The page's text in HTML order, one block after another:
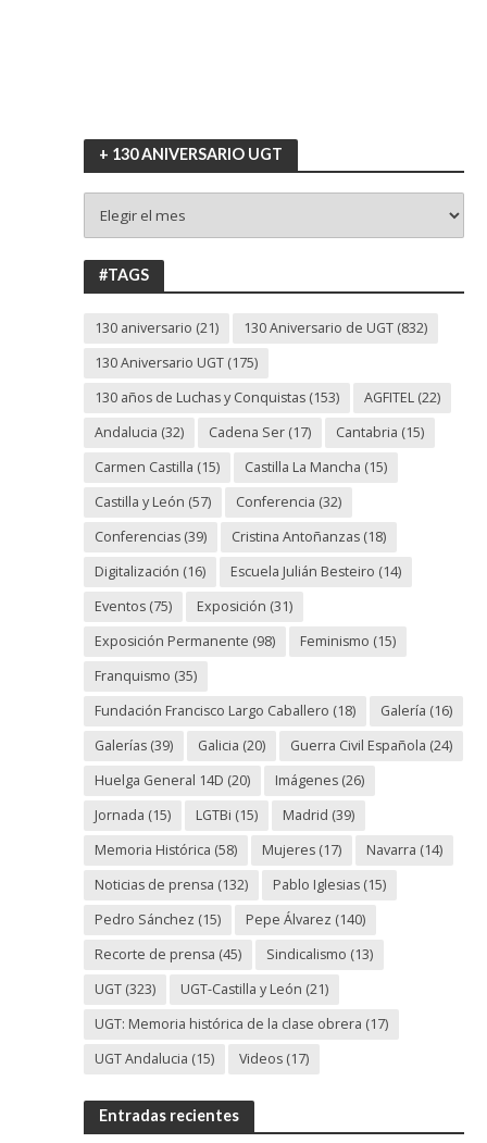
+ 130 ANIVERSARIO UGT
130
ANIVERSARIO
UGT
#TAGS
130 aniversario (21) 130 Aniversario de UGT(832)
130 Aniversario UGT(175)
130 años de Luchas y Conquistas(153) AGFITEL(22)
Andalucia (32) Cadena Ser(17) Cantabria (15)
Carmen Castilla (15) Castilla La Mancha (15)
Castilla y León (57) Conferencia (32)
Conferencias(39) Cristina Antoñanzas(18)
Digitalización (16) Escuela Julián Besteiro (14)
Eventos(75) Exposición (31)
Exposición Permanente (98) Feminismo (15)
Franquismo (35)
Fundación Francisco Largo Caballero (18) Galería (16)
Galerías(39) Galicia (20) Guerra Civil Española (24)
Huelga General 14D (20) Imágenes(26)
Jornada (15) LGTBi (15) Madrid (39)
Memoria Histórica (58) Mujeres(17) Navarra (14)
Noticias de prensa (132) Pablo Iglesias(15)
Pedro Sánchez (15) Pepe Álvarez (140)
Recorte de prensa (45) Sindicalismo (13)
UGT(323) UGT-Castilla y León (21)
UGT: Memoria histórica de la clase obrera (17)
UGT Andalucia (15) Videos(17)
Entradas recientes